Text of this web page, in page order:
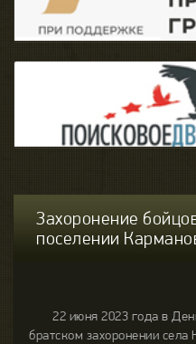
Захоронение
поселении
22 июня 2023 года в
братском захоронении села